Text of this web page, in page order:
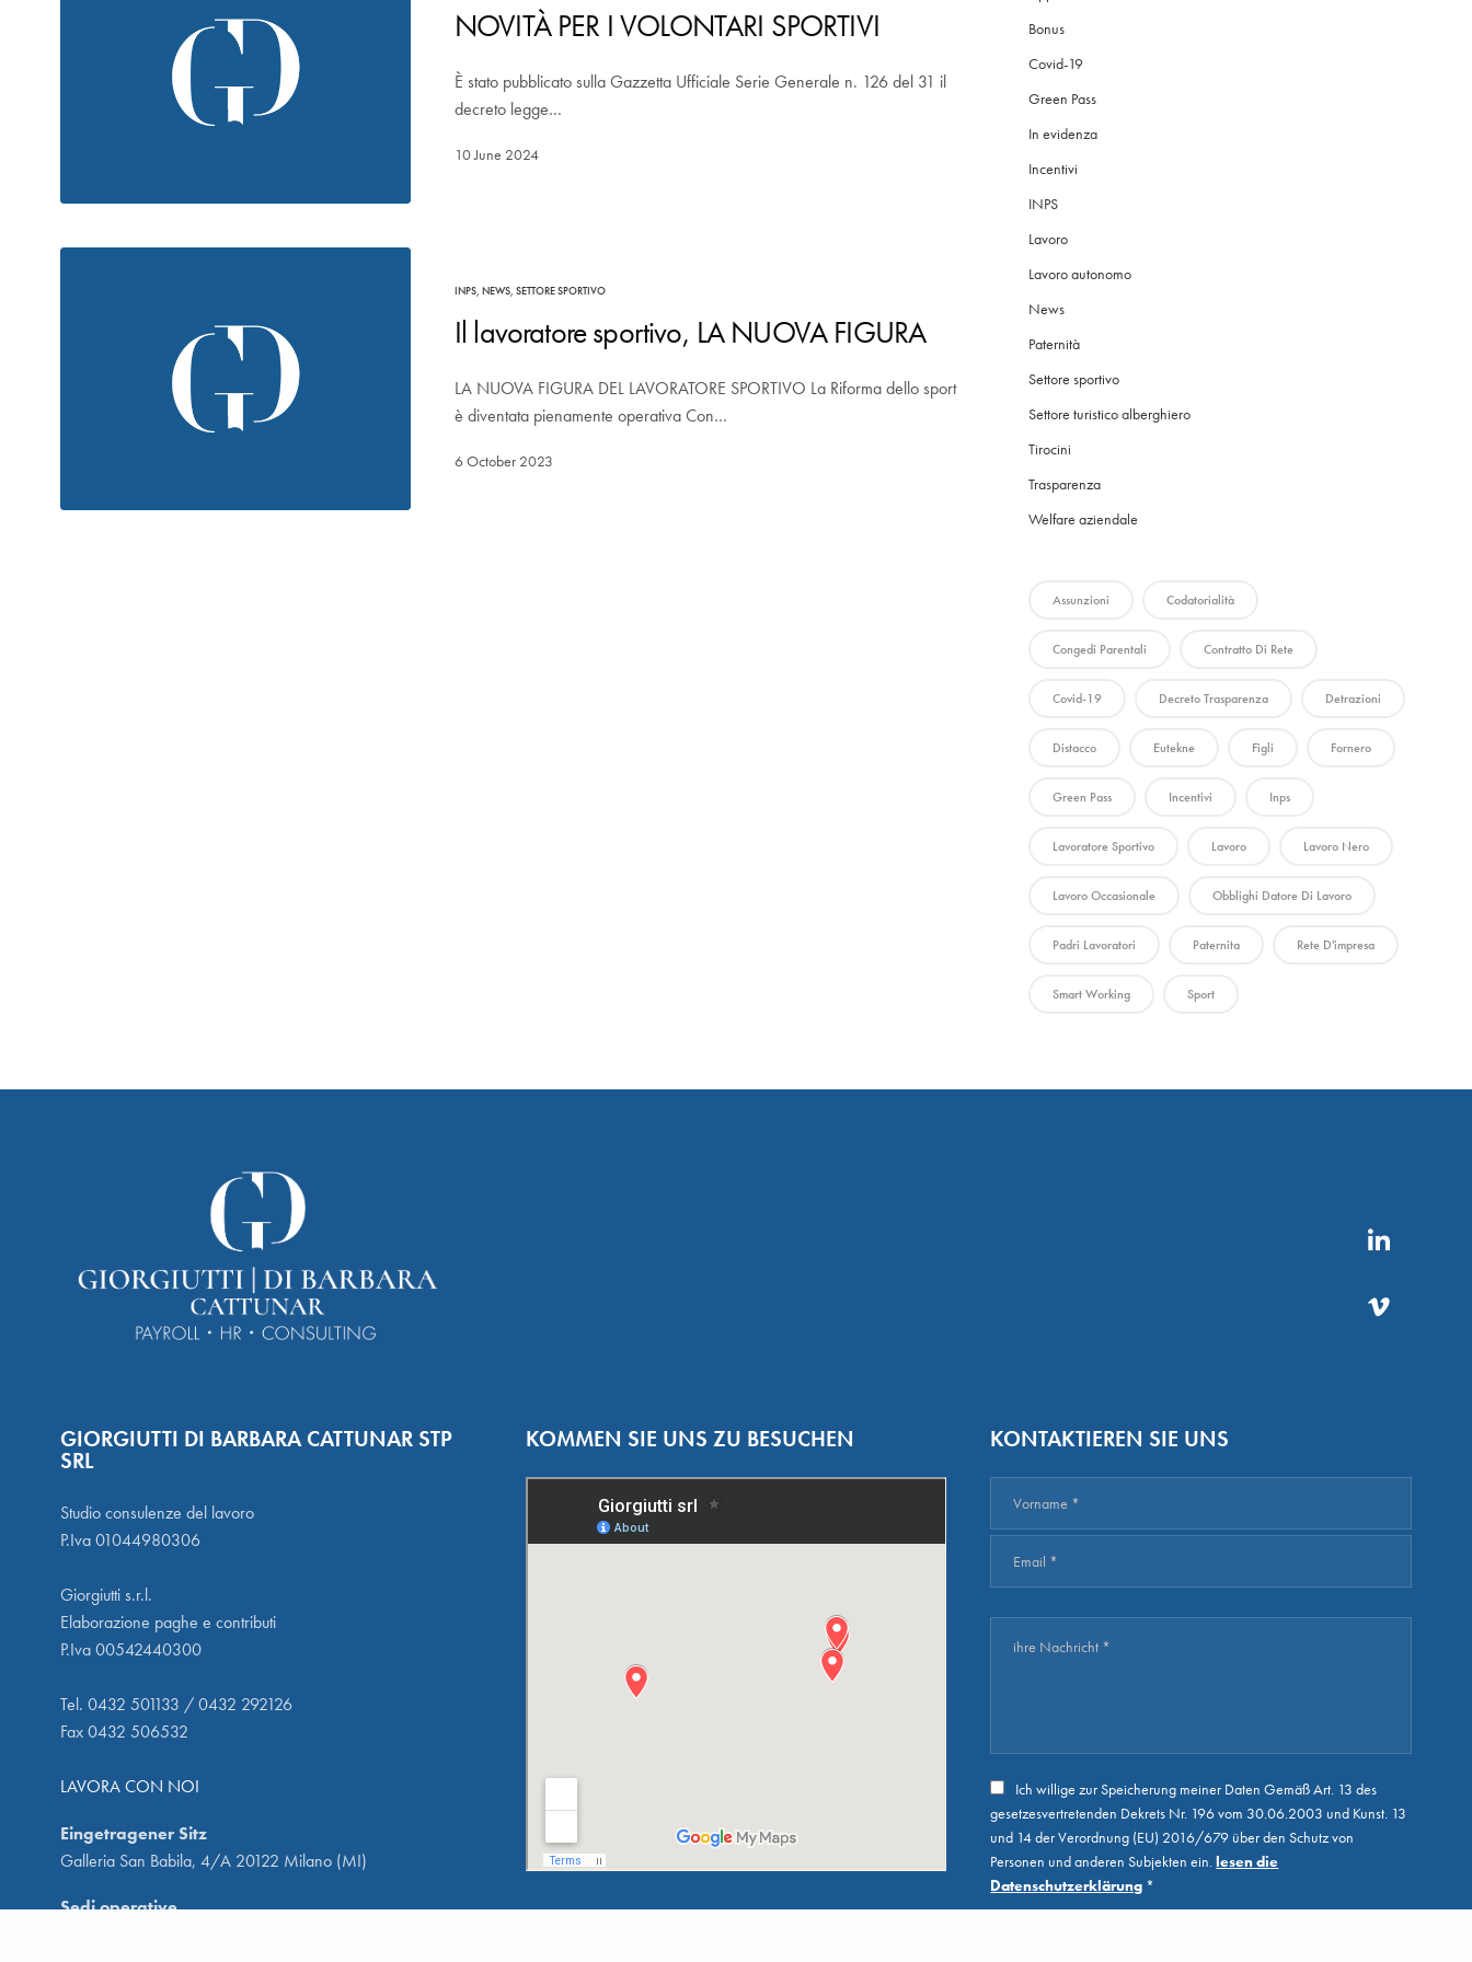
NOVITÀ PER I VOLONTARI SPORTIVI
È stato pubblicato sulla Gazzetta Ufficiale Serie Generale n. 126 del 31 il
decreto legge…
10 June 2024
INPS, NEWS, SETTORE SPORTIVO
Il lavoratore sportivo, LA NUOVA FIGURA
LA NUOVA FIGURA DEL LAVORATORE SPORTIVO La Riforma dello sport
è diventata pienamente operativa Con…
6 October 2023
Bonus
Covid-19
Green Pass
In evidenza
Incentivi
INPS
Lavoro
Lavoro autonomo
News
Paternità
Settore sportivo
Settore turistico alberghiero
Tirocini
Trasparenza
Welfare aziendale
Assunzioni Codatorialità
Congedi Parentali Contratto Di Rete
Covid-19 Decreto Trasparenza Detrazioni
Distacco Eutekne Figli Fornero
Green Pass Incentivi Inps
Lavoratore Sportivo Lavoro Lavoro Nero
Lavoro Occasionale Obblighi Datore Di Lavoro
Padri Lavoratori Paternita Rete D'impresa
Smart Working Sport
GIORGIUTTI DI BARBARA CATTUNAR STP
SRL
Studio consulenze del lavoro
P.Iva 01044980306
Giorgiutti s.r.l.
Elaborazione paghe e contributi
P.Iva 00542440300
Tel. 0432 501133 / 0432 292126
Fax 0432 506532
LAVORA CON NOI
Eingetragener Sitz
Galleria San Babila, 4/A 20122 Milano (MI)
Sedi operative
KOMMEN SIE UNS ZU BESUCHEN KONTAKTIEREN SIE UNS
Ich willige zur Speicherung meiner Daten Gemäß Art. 13 des
gesetzesvertretenden Dekrets Nr. 196 vom 30.06.2003 und Kunst. 13
und 14 der Verordnung (EU) 2016/679 über den Schutz von
Personen und anderen Subjekten ein.lesen die
Datenschutzerklärung *